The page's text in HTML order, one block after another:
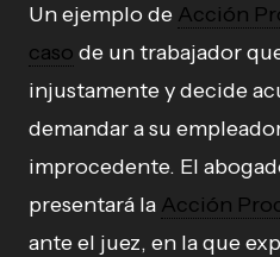
Un ejemplo de Acción
caso de un trabajador
injustamente y decide
demandar a su
improcedente. El
presentará la Acción
ante el juez, en la que